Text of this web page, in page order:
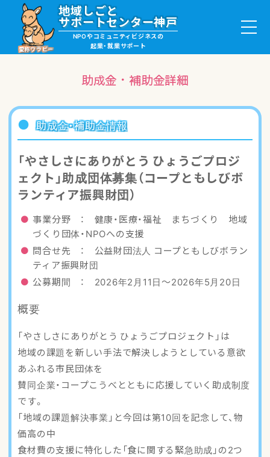
愛称ワラビー
地域しごと
サポートセンター神戸
NPOやコミュニティビジネスの
起業・就業サポート
就職・ボランティア情報
講座・サロン情報
助成金・補助金情報
ワラビーについて
アクセスマップ
助成金・補助金詳細
助成金・補助金情報
「やさしさにありがとう ひょうごプロジ
ェクト」助成団体募集（コープともしびボ
ランティア振興財団）
事業分野 ： 健康・医療・福祉 まちづくり 地域
づくり団体・NPOへの支援
問合せ先 ： 公益財団法人 コープともしびボラン
ティア振興財団
公募期間 ： 2026年2月11日〜2026年5月20日
概要
「やさしさにありがとう ひょうごプロジェクト」は
地域の課題を新しい手法で解決しようとしている意欲
あふれる市民団体を
賛同企業・コープこうべとともに応援していく助成制度
です。
「地域の課題解決事業」と今回は第10回を記念して、物
価高の中
食材費の支援に特化した「食に関する緊急助成」の2つ